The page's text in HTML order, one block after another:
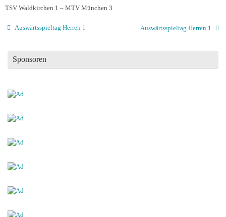
TSV Waldkirchen 1 – MTV München 3
Auswärtsspieltag Herren 1 Auswärtsspieltag Herren 1
Sponsoren